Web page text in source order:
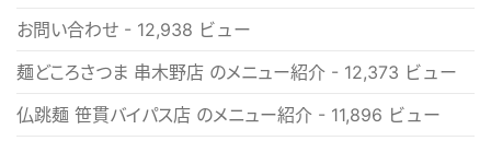
お問い合わせ - 12,938 ビュー
麺どころさつま 串木野店 のメニュー紹介 - 12,373 ビュー
仏跳麺 笹貫バイパス店 のメニュー紹介 - 11,896 ビュー